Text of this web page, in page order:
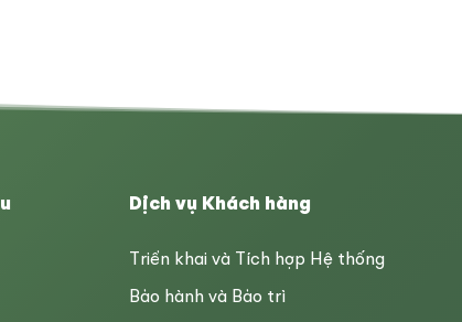
Dịch vụ Khách hàng
Triển khai và Tích hợp Hệ thống
Bảo hành và Bảo trì